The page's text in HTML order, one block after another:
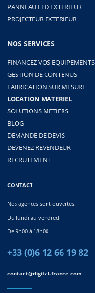
PANNEAU LED EXTERIEUR
PROJECTEUR EXTERIEUR
NOS SERVICES
FINANCEZ VOS EQUIPEMENTS
GESTION DE CONTENUS
FABRICATION SUR MESURE
LOCATION MATERIEL
SOLUTIONS METIERS
BLOG
DEMANDE DE DEVIS
DEVENEZ REVENDEUR
RECRUTEMENT
CONTACT
Nos agences sont ouvertes:
Du lundi au vendredi
De 9h00 à 18h00
+33 (0)6 12 66 19 82
contact@digital-france.com